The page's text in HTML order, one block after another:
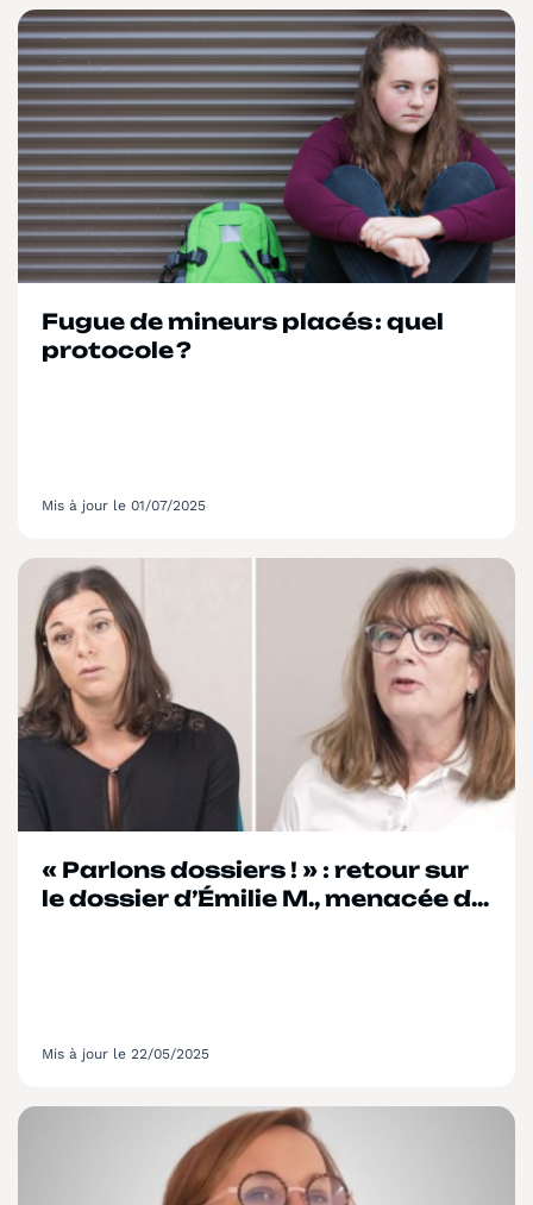
Fugue de mineurs placés : quel
protocole ?
Mis à jour le 01/07/2025
« Parlons dossiers ! » : retour sur
le dossier d’Émilie M., menacée de
Mis à jour le 22/05/2025